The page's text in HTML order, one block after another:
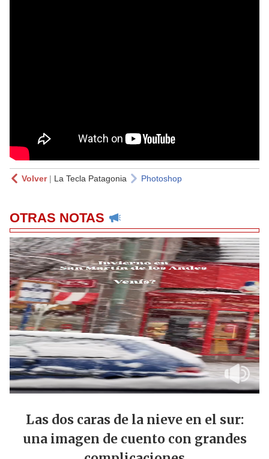
Volver| La Tecla Patagonia Photoshop
OTRAS NOTAS
Las dos caras de la nieve en el sur:
una imagen de cuento con grandes